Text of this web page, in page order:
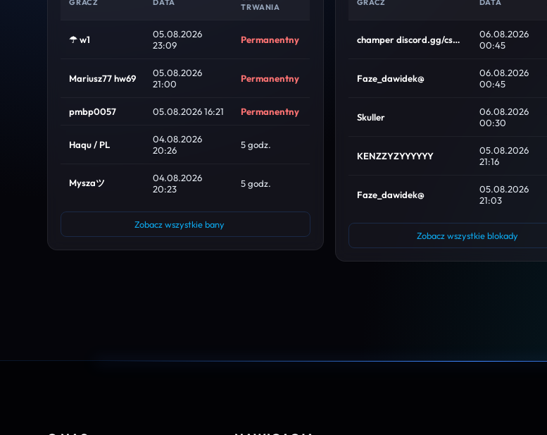
GRACZ DATA
TRWANIA
☂ w1
05.08.2026
23:09
Permanentny
Mariusz77 hw69
05.08.2026
21:00
Permanentny
pmbp0057 05.08.2026 16:21 Permanentny
Haqu / PL
04.08.2026
20:26
5 godz.
Myszaツ
04.08.2026
20:23
5 godz.
Zobacz wszystkie bany
GRACZ DATA
champer discord.gg/cscdc
06.08.2026
00:45
Faze_dawidek@
06.08.2026
00:45
Skuller
06.08.2026
00:30
KENZZYZYYYYYY
05.08.2026
21:16
Faze_dawidek@
05.08.2026
21:03
Zobacz wszystkie blokady